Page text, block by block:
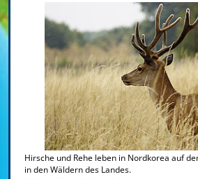
Hirsche und Rehe leben in Nordkorea auf
in den Wäldern des Landes.